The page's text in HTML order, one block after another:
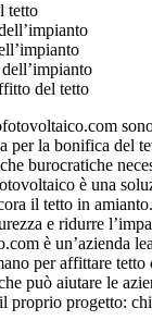
tetto
dell’impianto
del tetto
per la bonifica del
burocratiche
è una
il tetto in
e ridurre
è un’azienda
per affittare tetto
può aiutare le
proprio progetto: